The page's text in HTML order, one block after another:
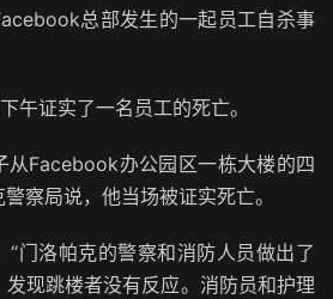
总部发生的一起员工自杀事
午证实了一名员工的死亡。
从Facebook办公园区一栋大楼的四
察局说，他当场被证实死亡。
“门洛帕克的警察和消防人员做出了
现跳楼者没有反应。消防员和护理